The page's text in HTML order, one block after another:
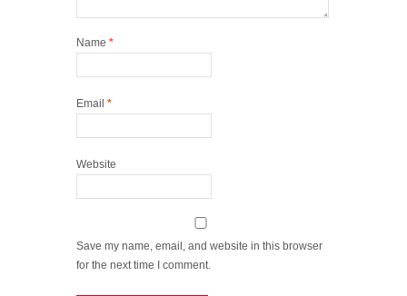
Name *
Email *
Website
Save my name, email, and website in this browser
for the next time I comment.